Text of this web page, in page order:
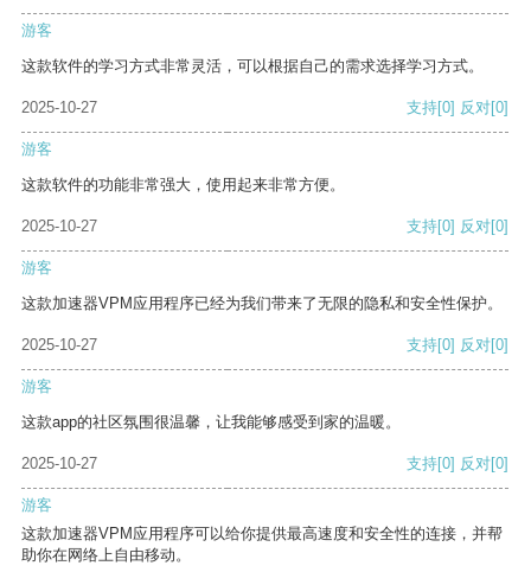
游客
这款软件的学习方式非常灵活，可以根据自己的需求选择学习方式。
2025-10-27 支持[0] 反对[0]
游客
这款软件的功能非常强大，使用起来非常方便。
2025-10-27 支持[0] 反对[0]
游客
这款加速器VPM应用程序已经为我们带来了无限的隐私和安全性保护。
2025-10-27 支持[0] 反对[0]
游客
这款app的社区氛围很温馨，让我能够感受到家的温暖。
2025-10-27 支持[0] 反对[0]
游客
这款加速器VPM应用程序可以给你提供最高速度和安全性的连接，并帮
助你在网络上自由移动。